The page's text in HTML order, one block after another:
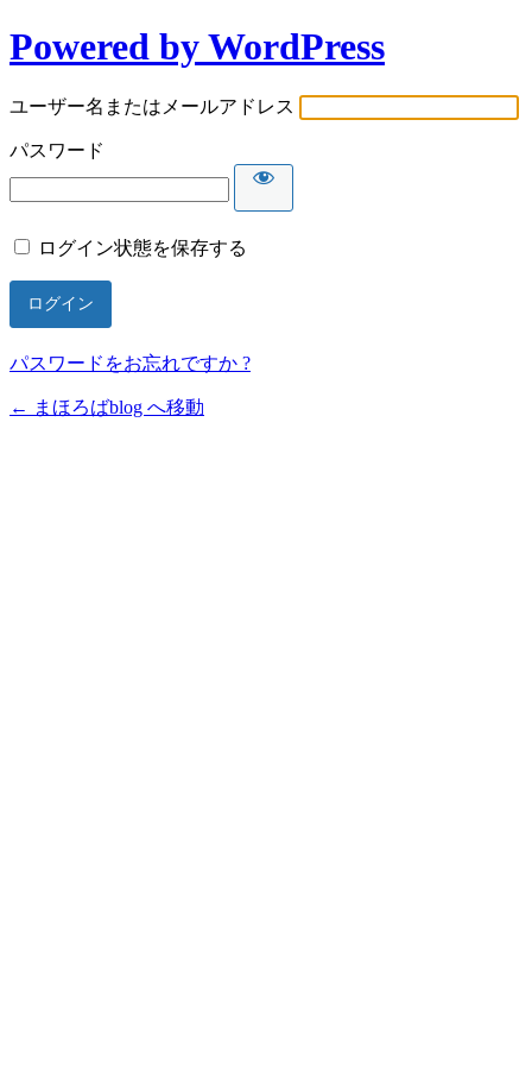
Powered by WordPress
ユーザー名またはメールアドレス
パスワード
ログイン状態を保存する
パスワードをお忘れですか ?
← まほろばblog へ移動